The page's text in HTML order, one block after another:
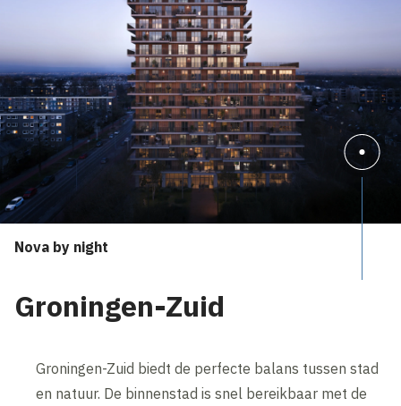
Nova by night
Groningen-Zuid
Groningen-Zuid biedt de perfecte balans tussen stad
en natuur. De binnenstad is snel bereikbaar met de